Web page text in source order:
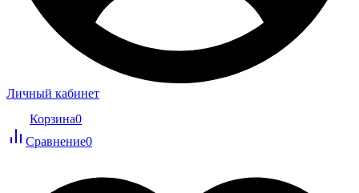
Личный кабинет
Корзина0
Сравнение0